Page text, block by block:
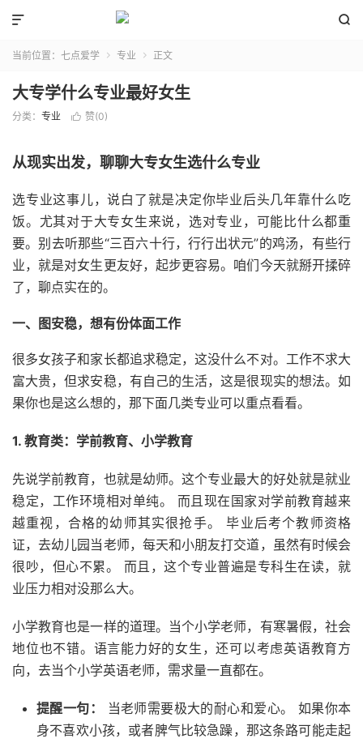


当前位置： 七点爱学  专业  正文
大专学什么专业最好女生
分类： 专业  赞(0)
从现实出发，聊聊大专女生选什么专业
选专业这事儿，说白了就是决定你毕业后头几年靠什么吃
饭。尤其对于大专女生来说，选对专业，可能比什么都重
要。别去听那些“三百六十行，行行出状元”的鸡汤，有些行
业，就是对女生更友好，起步更容易。咱们今天就掰开揉碎
了，聊点实在的。
一、图安稳，想有份体面工作
很多女孩子和家长都追求稳定，这没什么不对。工作不求大
富大贵，但求安稳，有自己的生活，这是很现实的想法。如
果你也是这么想的，那下面几类专业可以重点看看。
1. 教育类：学前教育、小学教育
先说学前教育，也就是幼师。这个专业最大的好处就是就业
稳定，工作环境相对单纯。 而且现在国家对学前教育越来
越重视，合格的幼师其实很抢手。 毕业后考个教师资格
证，去幼儿园当老师，每天和小朋友打交道，虽然有时候会
很吵，但心不累。 而且，这个专业普遍是专科生在读，就
业压力相对没那么大。
小学教育也是一样的道理。当个小学老师，有寒暑假，社会
地位也不错。语言能力好的女生，还可以考虑英语教育方
向，去当个小学英语老师，需求量一直都在。
提醒一句：
当老师需要极大的耐心和爱心。 如果你本
身不喜欢小孩，或者脾气比较急躁，那这条路可能走起